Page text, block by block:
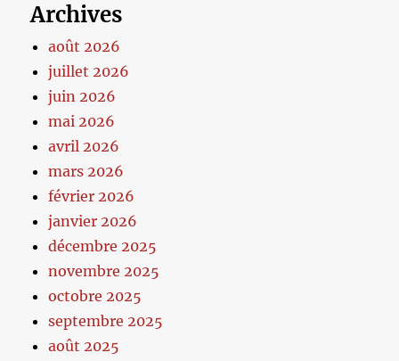
Archives
août 2026
juillet 2026
juin 2026
mai 2026
avril 2026
mars 2026
février 2026
janvier 2026
décembre 2025
novembre 2025
octobre 2025
septembre 2025
août 2025